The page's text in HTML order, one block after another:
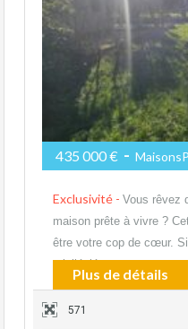
435 000 € -
Exclusivité - Vous rêvez
maison prête à vivre ?
être votre cop de cœur.
privilégié, au…
Plus de détails
571